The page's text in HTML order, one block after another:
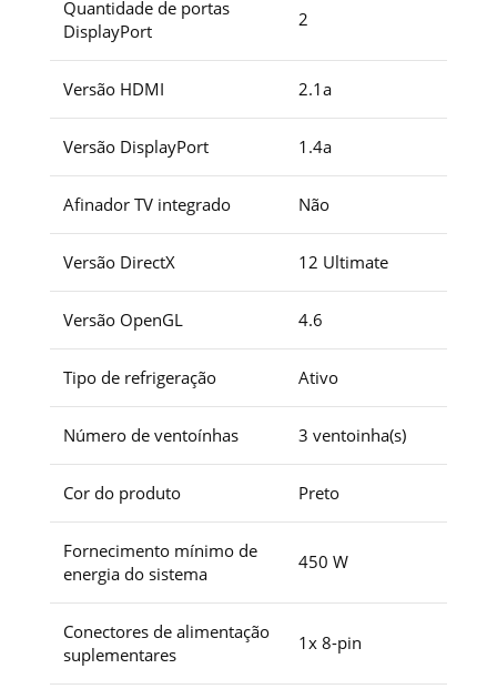
Quantidade de portas
DisplayPort
2
Versão HDMI 2.1a
Versão DisplayPort 1.4a
Afinador TV integrado Não
Versão DirectX 1‎2 Ultimate
Versão OpenGL 4.6
Tipo de refrigeração Ativo
Número de ventoínhas 3 ventoinha(s)
Cor do produto Preto
Fornecimento mínimo de
energia do sistema
450 W
Conectores de alimentação
suplementares
1x 8-pin